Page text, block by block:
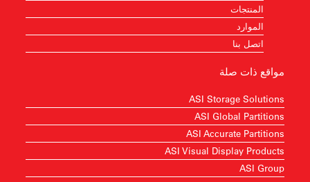
المنتجات
الموارد
اتصل بنا
مواقع ذات صلة
ASI Storage Solutions
ASI Global Partitions
ASI Accurate Partitions
ASI Visual Display Products
ASI Group